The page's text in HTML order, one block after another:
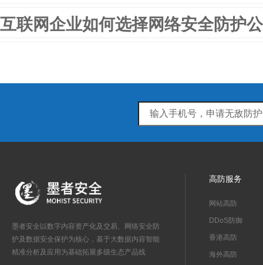
互联网企业如何选择网络安全防护
墨者安全以数字内容资产化及交易、网络安全防
护及数据安全保护为核心，基于大数据内容智能
精准分析及应用为基础拓展多级生态产品线
高防服务
网站高防
DDoS防御
香港高防
海外高防